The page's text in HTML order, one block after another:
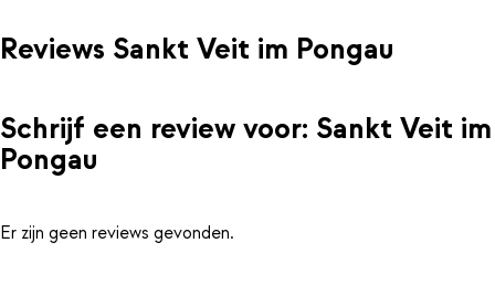
Reviews Sankt Veit im Pongau
Schrijf een review voor: Sankt Veit im
Pongau
Er zijn geen reviews gevonden.